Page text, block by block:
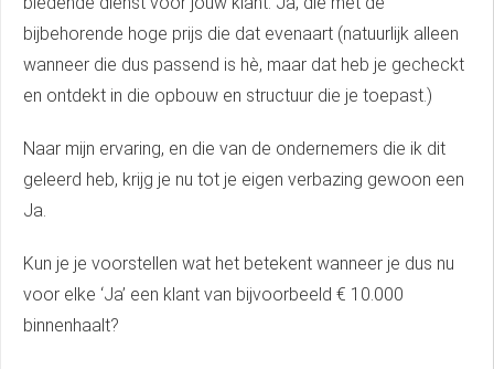
bijbehorende hoge prijs die dat evenaart (natuurlijk alleen
wanneer die dus passend is hè, maar dat heb je gecheckt
en ontdekt in die opbouw en structuur die je toepast.)
Naar mijn ervaring, en die van de ondernemers die ik dit
geleerd heb, krijg je nu tot je eigen verbazing gewoon een
Ja.
Kun je je voorstellen wat het betekent wanneer je dus nu
voor elke ‘Ja’ een klant van bijvoorbeeld € 10.000
binnenhaalt?